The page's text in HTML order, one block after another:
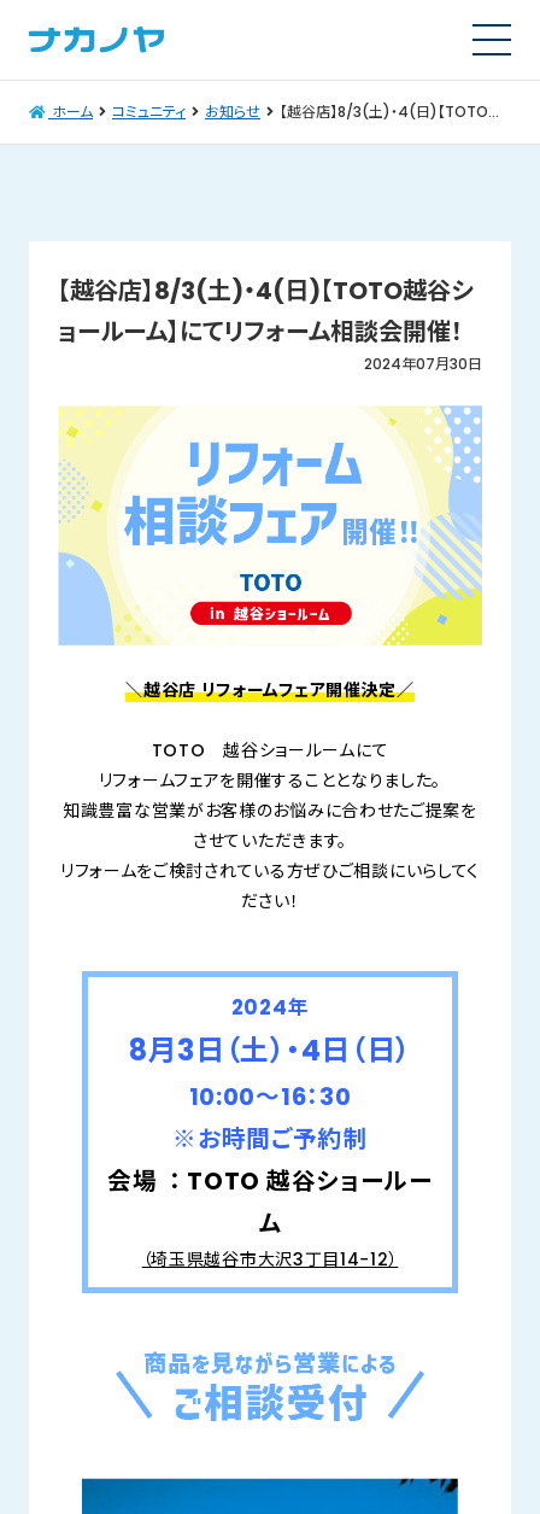
ホーム コミュニティ お知らせ 【越谷店】8/3(土)・4(日)【TOTO越谷ショールーム】にてリフォーム相談会開催！
【越谷店】8/3(土)・4(日)【TOTO越谷シ
ョールーム】にてリフォーム相談会開催！
2024年07月30日
＼越谷店 リフォームフェア開催決定／
TOTO 越谷ショールームにて
リフォームフェアを開催することとなりました。
知識豊富な営業がお客様のお悩みに合わせたご提案を
させていただきます。
リフォームをご検討されている方ぜひご相談にいらしてく
ださい！
2024年
8月3日（土）・4日（日）
10:00～16：30
※お時間ご予約制
会場 ： TOTO 越谷ショールー
ム
（埼玉県越谷市大沢3丁目14−12）